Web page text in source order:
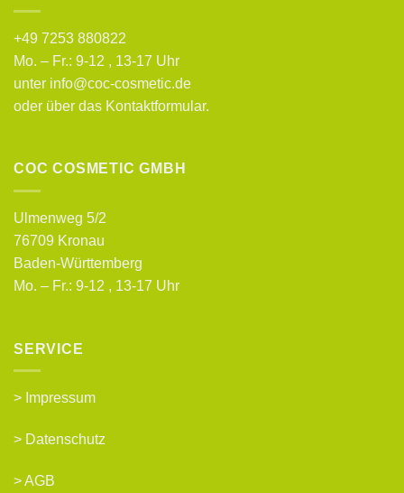
+49 7253 880822
Mo. – Fr.: 9-12 , 13-17 Uhr
unter info@coc-cosmetic.de
oder über das Kontaktformular.
COC COSMETIC GMBH
Ulmenweg 5/2
76709 Kronau
Baden-Württemberg
Mo. – Fr.: 9-12 , 13-17 Uhr
SERVICE
> Impressum
> Datenschutz
>AGB